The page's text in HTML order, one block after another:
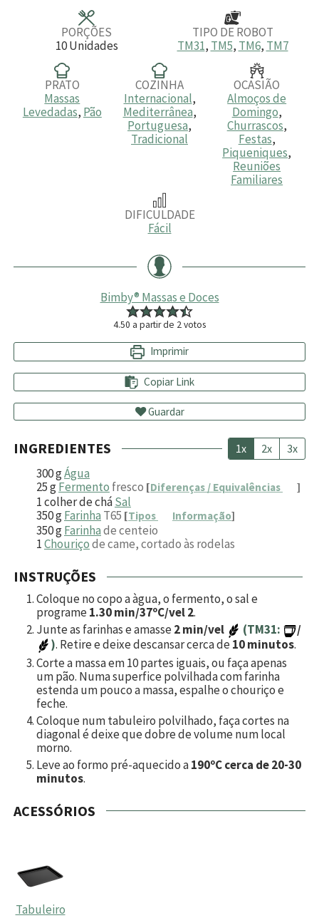
PORÇÕES
10 Unidades
TIPO DE ROBOT
TM31, TM5, TM6, TM7
PRATO
Massas
Levedadas, Pão
COZINHA
Internacional,
Mediterrânea,
Portuguesa,
Tradicional
OCASIÃO
Almoços de
Domingo,
Churrascos,
Festas,
Piqueniques,
Reuniões
Familiares
DIFICULDADE
Fácil
Bimby® Massas e Doces
4.50 a partir de 2votos
Imprimir
Copiar Link
Guardar
INGREDIENTES 1x 2x 3x
300gÁgua
25gFermento fresco [Diferenças / Equivalências ]
1colher de cháSal
350gFarinha T65 [Tipos Informação]
350gFarinhade centeio
1Chouriçode came, cortado às rodelas
INSTRUÇÕES
Coloque no copo a àgua, o fermento, o sal e
programe1.30 min/37ºC/vel 2.
Junte as farinhas e amasse2 min/vel (TM31:
/
). Retire e deixe descansar cerca de10 minutos.
Corte a massa em10partes iguais, ou faça apenas
um pão. Numa superfice polvilhada com farinha
estenda um pouco a massa, espalhe o chouriço e
feche.
Coloque num tabuleiro polvilhado, faça cortes na
diagonal é deixe que dobre de volume num local
morno.
Leve ao formo pré-aquecido a190ºC cerca de 20-30
minutos.
ACESSÓRIOS
Tabuleiro